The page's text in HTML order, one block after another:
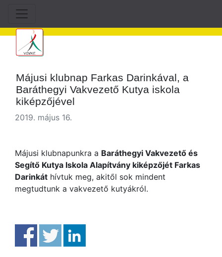
Májusi klubnap Farkas Darinkával, a
Baráthegyi Vakvezető Kutya iskola
kiképzőjével
2019. május 16.
Májusi klubnapunkra a Baráthegyi Vakvezető és
Segítő Kutya Iskola Alapítvány kiképzőjét Farkas
Darinkát hívtuk meg, akitől sok mindent
megtudtunk a vakvezető kutyákról.